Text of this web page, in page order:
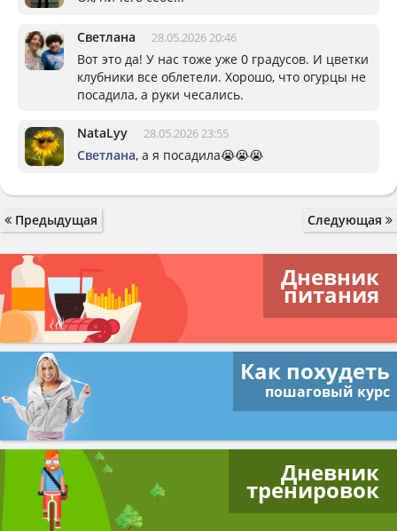
Светлана 28.05.2026 20:46
Вот это да! У нас тоже уже 0 градусов. И цветки
клубники все облетели. Хорошо, что огурцы не
посадила, а руки чесались.
NataLyy 28.05.2026 23:55
Светлана, а я посадила😭😭😭
Предыдущая Следующая
Дневник
питания
Как похудеть
пошаговый курс
Дневник
тренировок